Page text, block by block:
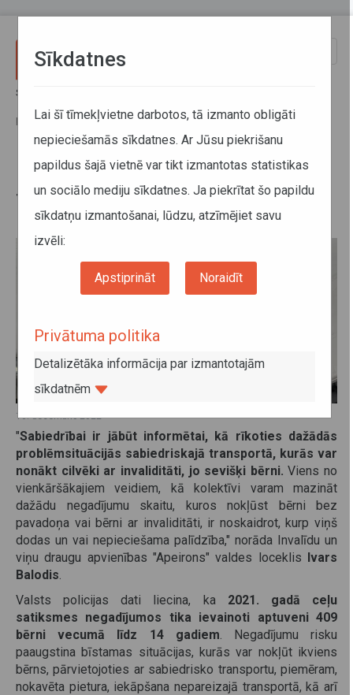
Sākums
problēmsituācijā
Kā rīkoties, ja sabiedriskajā
transportā bērns ar invaliditāti
nonācis problēmsituācijā
16. decembris 2022
"Sabiedrībai ir jābūt informētai, kā rīkoties dažādās
problēmsituācijās sabiedriskajā transportā, kurās var
nonākt cilvēki ar invaliditāti, jo sevišķi bērni.Viens no
vienkāršākajiem veidiem, kā kolektīvi varam mazināt
dažādu negadījumu skaitu, kuros nokļūst bērni bez
pavadoņa vai bērni ar invaliditāti, ir noskaidrot, kurp viņš
dodas un vai nepieciešama palīdzība," norāda Invalīdu un
viņu draugu apvienības "Apeirons" valdes loceklis Ivars
Balodis
Valsts policijas dati liecina, ka 2021. gadā ceļu
satiksmes negadījumos tika ievainoti aptuveni 409
bērni vecumā līdz 14 gadiem . Negadījumu risku
paaugstina bīstamas situācijas, kurās var nokļūt ikviens
bērns, pārvietojoties ar sabiedrisko transportu, piemēram,
nokavēta pietura, iekāpšana nepareizajā transportā, kā arī
Sīkdatnes
Lai šī tīmekļvietne darbotos, tā izmanto obligāti
nepieciešamās sīkdatnes. Ar Jūsu piekrišanu
papildus šajā vietnē var tikt izmantotas statistikas
un sociālo mediju sīkdatnes. Ja piekrītat šo papildu
sīkdatņu izmantošanai, lūdzu, atzīmējiet savu
izvēli:
Apstiprināt Noraidīt
Privātuma politika
Detalizētāka informācija par izmantotajām
sīkdatnēm